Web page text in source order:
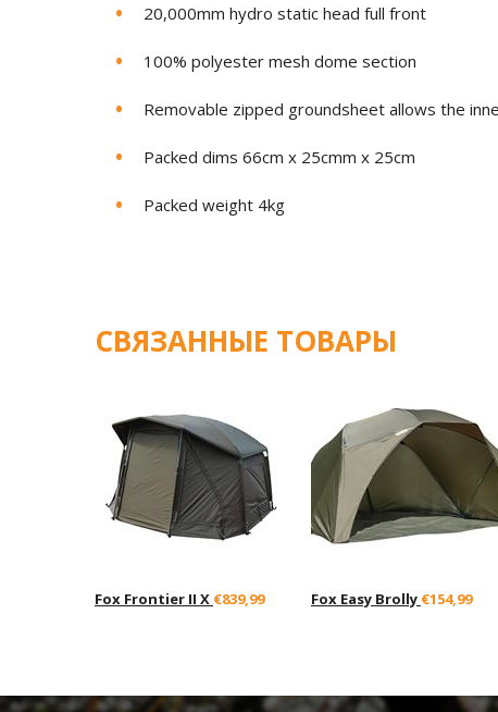
20,000mm hydro static head full front
100% polyester mesh dome section
Removable zipped groundsheet allows the
Packed dims 66cm x 25cmm x 25cm
Packed weight 4kg
СВЯЗАННЫЕ ТОВАРЫ
Fox Frontier II X €839,99 Fox Easy Brolly €154,99